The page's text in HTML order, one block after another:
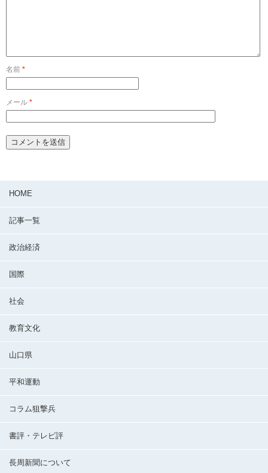
名前 *
メール *
HOME
記事一覧
政治経済
国際
社会
教育文化
山口県
平和運動
コラム狙撃兵
書評・テレビ評
長周新聞について